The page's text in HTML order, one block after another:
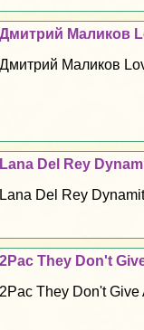
Дмитрий Маликов
Дмитрий Маликов
Lana Del Rey
Lana Del Rey
2Pac They Don't
2Pac They Don't Give